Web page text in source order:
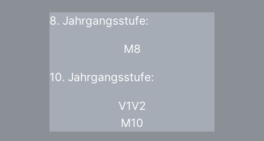
8. Jahrgangsstufe:
M8
10. Jahrgangsstufe:
V1V2
M10